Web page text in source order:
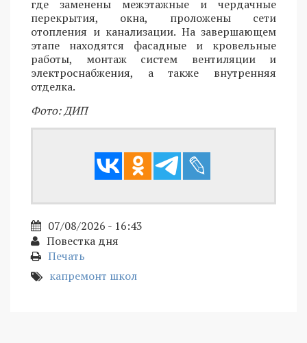
где заменены межэтажные и чердачные
перекрытия, окна, проложены сети
отопления и канализации. На завершающем
этапе находятся фасадные и кровельные
работы, монтаж систем вентиляции и
электроснабжения, а также внутренняя
отделка.
Фото: ДИП
07/08/2026 - 16:43
Повестка дня
Печать
капремонт школ